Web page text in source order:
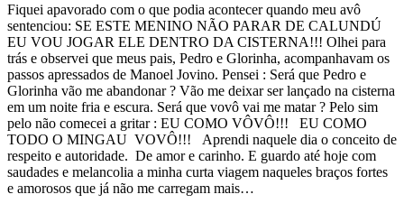
Fiquei apavorado com o que podia acontecer quando meu avô
sentenciou: SE ESTE MENINO NÃO PARAR DE CALUNDÚ
EU VOU JOGAR ELE DENTRO DA CISTERNA!!! Olhei para
trás e observei que meus pais, Pedro e Glorinha, acompanhavam os
passos apressados de Manoel Jovino. Pensei : Será que Pedro e
Glorinha vão me abandonar ? Vão me deixar ser lançado na cisterna
em um noite fria e escura. Será que vovô vai me matar ? Pelo sim
pelo não comecei a gritar : EU COMO VÔVÔ!!! EU COMO
TODO O MINGAU VOVÔ!!!
Aprendi naquele dia o conceito de
respeito e autoridade. De amor e carinho. E guardo até hoje com
saudades e melancolia a minha curta viagem naqueles braços fortes
e amorosos que já não me carregam mais…